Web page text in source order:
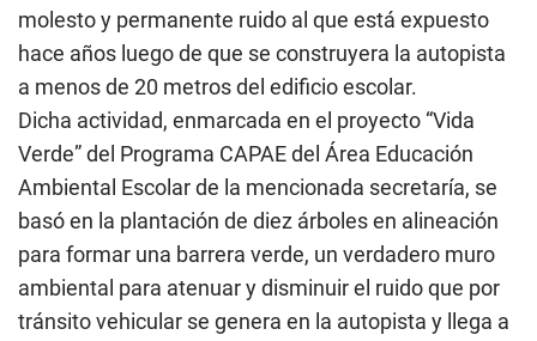
molesto y permanente ruido al que está expuesto
hace años luego de que se construyera la autopista
a menos de 20 metros del edificio escolar.
Dicha actividad, enmarcada en el proyecto “Vida
Verde” del Programa CAPAE del Área Educación
Ambiental Escolar de la mencionada secretaría, se
basó en la plantación de diez árboles en alineación
para formar una barrera verde, un verdadero muro
ambiental para atenuar y disminuir el ruido que por
tránsito vehicular se genera en la autopista y llega a